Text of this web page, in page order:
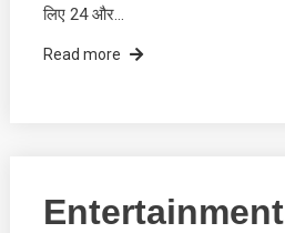
लिए 24 और…
Read more
Entertainment